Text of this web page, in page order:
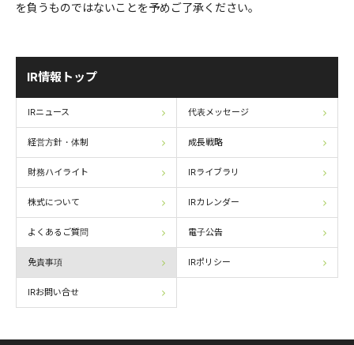
を負うものではないことを予めご了承ください。
IR情報トップ
IRニュース 代表メッセージ
経営方針・体制 成長戦略
財務ハイライト IRライブラリ
株式について IRカレンダー
よくあるご質問 電子公告
免責事項 IRポリシー
IRお問い合せ